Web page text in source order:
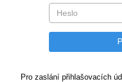
Pro zaslání přihlašovacích